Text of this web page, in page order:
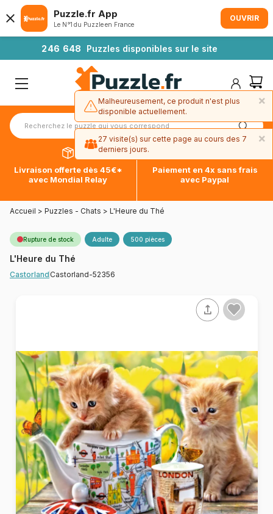
246 648 Puzzles disponibles sur le site
Livraison offerte dès 45€*
avec Mondial Relay
Paiement en 4x sans frais
avec Paypal
Accueil > Puzzles - Chats > L'Heure du Thé
Rupture de stock Adulte 500 pièces
L'Heure du Thé
Castorland Castorland-52356
Puzzle.fr App
Le N°1 du Puzzle en France
OUVRIR
×
Malheureusement, ce produit n'est plus
disponible actuellement.
×
27 visite(s) sur cette page au cours des 7
derniers jours.